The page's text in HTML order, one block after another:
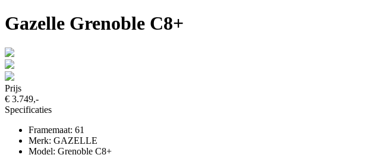
Gazelle Grenoble C8+
Prijs
€ 3.749,-
Specificaties
Framemaat: 61
Merk: GAZELLE
Model: Grenoble C8+